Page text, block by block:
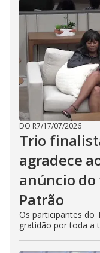
DO R7/17/07/2026
Trio
agradece
anúncio do
Patrão
Os participantes do
gratidão por toda a